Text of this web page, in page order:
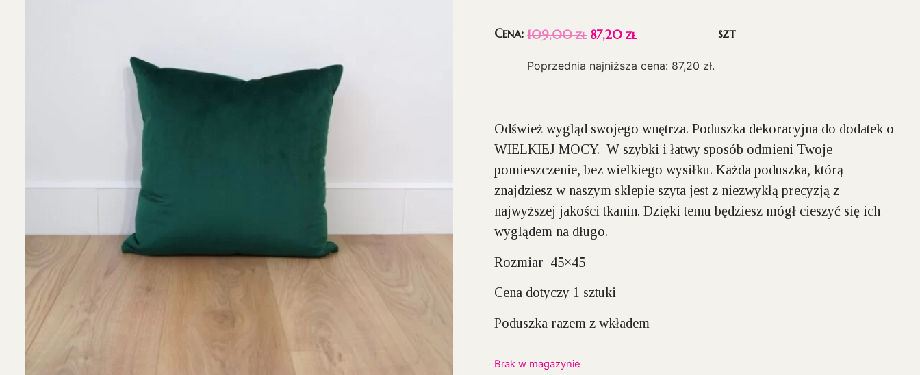
Cena: 109,00zł 87,20 zł
Poprzednia najniższa cena: 87,20 zł.
szt
Odśwież wygląd swojego wnętrza. Poduszka dekoracyjna do dodatek o
WIELKIEJ MOCY. W szybki i łatwy sposób odmieni Twoje
pomieszczenie, bez wielkiego wysiłku. Każda poduszka, którą
znajdziesz w naszym sklepie szyta jest z niezwykłą precyzją z
najwyższej jakości tkanin. Dzięki temu będziesz mógł cieszyć się ich
wyglądem na długo.
Rozmiar 45×45
Cena dotyczy 1 sztuki
Poduszka razem z wkładem
Brak w magazynie